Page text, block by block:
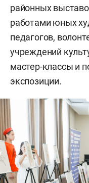
районных
работами юных
педагогов,
учреждений
мастер-классы и
экспозиции.